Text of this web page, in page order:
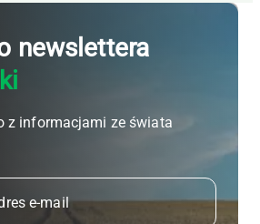
newslettera
z informacjami ze świata